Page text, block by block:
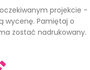
projekcie -
wycenę. Pamiętaj o
zostać nadrukowany.